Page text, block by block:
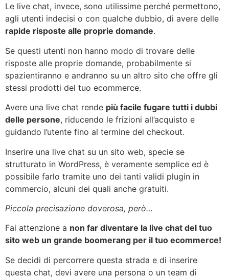
Le live chat, invece, sono utilissime perché permettono,
agli utenti indecisi o con qualche dubbio, di avere delle
rapide risposte alle proprie domande.
Se questi utenti non hanno modo di trovare delle
risposte alle proprie domande, probabilmente si
spazientiranno e andranno su un altro sito che offre gli
stessi prodotti del tuo ecommerce.
Avere una live chat rende più facile fugare tutti i dubbi
delle persone, riducendo le frizioni all’acquisto e
guidando l’utente fino al termine del checkout.
Inserire una live chat su un sito web, specie se
strutturato in WordPress, è veramente semplice ed è
possibile farlo tramite uno dei tanti validi plugin in
commercio, alcuni dei quali anche gratuiti.
Piccola precisazione doverosa, però…
Fai attenzione a non far diventare la live chat del tuo
sito web un grande boomerang per il tuo ecommerce!
Se decidi di percorrere questa strada e di inserire
questa chat, devi avere una persona o un team di